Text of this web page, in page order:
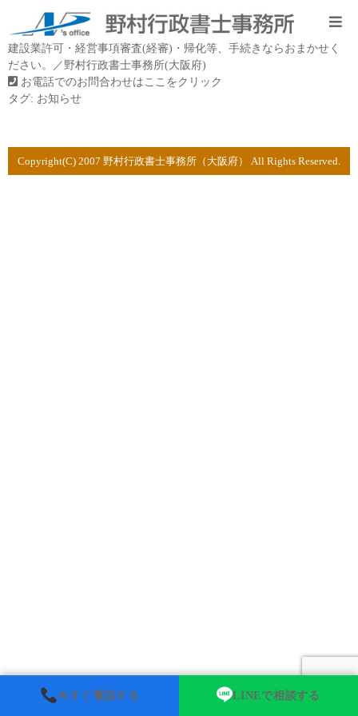
建設業許可・経営事項審査(経審)・帰化等、手続きならおまかせく
ださい。／野村行政書士事務所(大阪府)
お電話でのお問合わせはここをクリック
タグ: お知らせ
Copyright(C) 2007 野村行政書士事務所（大阪府） All Rights Reserved.
今すぐ電話する LINEで相談する